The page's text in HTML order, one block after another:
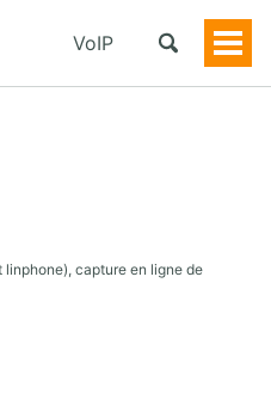
VoIP
linphone), capture en ligne de